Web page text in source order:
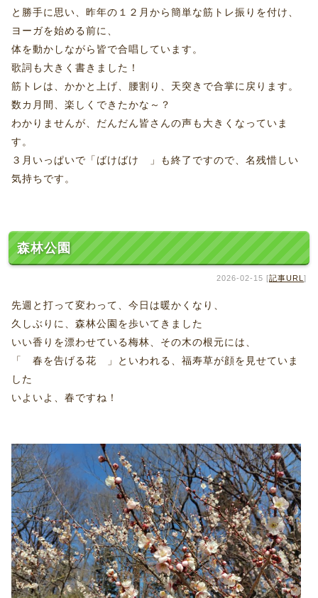
と勝手に思い、昨年の１２月から簡単な筋トレ振りを付け、
ヨーガを始める前に、
体を動かしながら皆で合唱しています。
歌詞も大きく書きました！
筋トレは、かかと上げ、腰割り、天突きで合掌に戻ります。
数カ月間、楽しくできたかな～？
わかりませんが、だんだん皆さんの声も大きくなっていま
す。
３月いっぱいで「ばけばけ 」も終了ですので、名残惜しい
気持ちです。
森林公園
2026-02-15 [記事URL ]
先週と打って変わって、今日は暖かくなり、
久しぶりに、森林公園を歩いてきました
いい香りを漂わせている梅林、その木の根元には、
「 春を告げる花 」といわれる、福寿草が顔を見せていま
した
いよいよ、春ですね！